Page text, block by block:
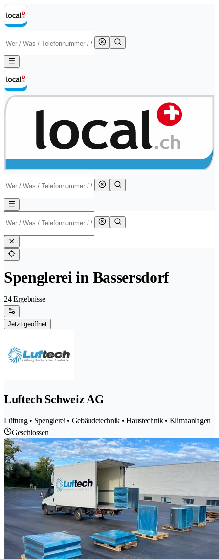
Spenglerei in Bassersdorf
24 Ergebnisse
Jetzt geöffnet
Luftech Schweiz AG
Lüftung • Spenglerei • Gebäudetechnik • Haustechnik • Klimaanlagen
Geschlossen